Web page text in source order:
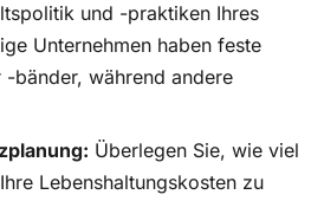
und -praktiken Ihres
Unternehmen haben feste
-bänder, während andere
Überlegen Sie, wie viel
Lebenshaltungskosten zu